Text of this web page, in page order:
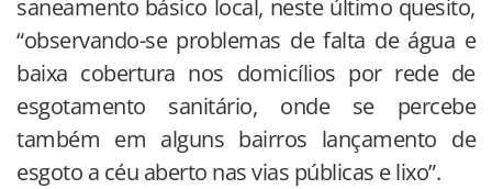
saneamento básico local, neste último quesito,
“observando-se problemas de falta de água e
baixa cobertura nos domicílios por rede de
esgotamento sanitário, onde se percebe
também em alguns bairros lançamento de
esgoto a céu aberto nas vias públicas e lixo”.